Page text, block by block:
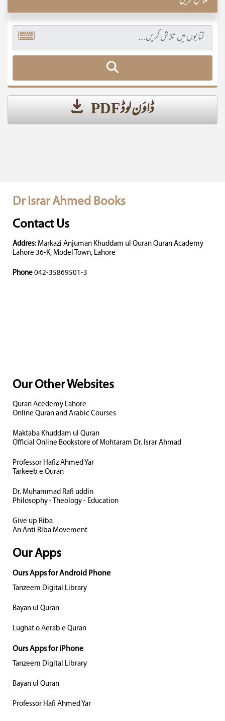
ڈاؤن لوڈ PDF
Dr Israr Ahmed Books
Contact Us
Addres: Markazi Anjuman Khuddam ul Quran Quran Academy
Lahore 36-K, Model Town, Lahore
Phone 042-35869501-3
Our Other Websites
Quran Acedemy Lahore
Online Quran and Arabic Courses
Maktaba Khuddam ul Quran
Official Online Bookstore of Mohtaram Dr. Israr Ahmad
Professor Hafiz Ahmed Yar
Tarkeeb e Quran
Dr. Muhammad Rafi uddin
Philosophy - Theology - Education
Give up Riba
An Anti Riba Movement
Our Apps
Ours Apps for Android Phone
Tanzeem Digital Library
Bayan ul Quran
Lughat o Aerab e Quran
Ours Apps for iPhone
Tanzeem Digital Library
Bayan ul Quran
Professor Hafi Ahmed Yar